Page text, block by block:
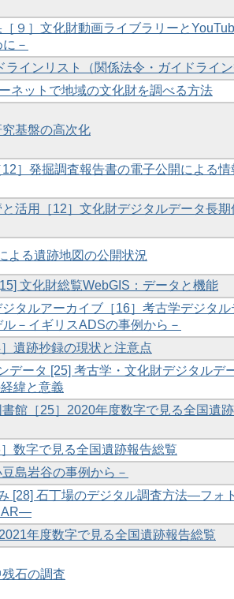
９］文化財動画ライブラリーと
－
インリスト（関係法令・ガイドライン
ネットで地域の文化財を調べる方法
基盤の高次化
］発掘調査報告書の電子公開による情
活用［12］文化財デジタルデータ長期
よる遺跡地図の公開状況
文化財総覧WebGIS：データと機能
タルアーカイブ［16］考古学デジタル
－イギリスADSの事例から－
遺跡抄録の現状と注意点
データ [25] 考古学・文化財デジタルデ
緯と意義
館［25］2020年度数字で見る全国遺
数字で見る全国遺跡報告総覧
島岩谷の事例から－
[28] 石丁場のデジタル調査方法―フォ
年度数字で見る全国遺跡報告総覧
石の調査